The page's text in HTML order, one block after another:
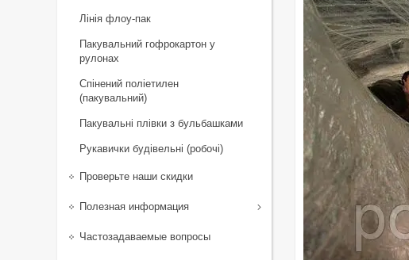
Лінія флоу-пак
Пакувальний гофрокартон у
рулонах
Спінений поліетилен
(пакувальний)
Пакувальні плівки з бульбашками
Рукавички будівельні (робочі)
Проверьте наши скидки
Полезная информация
Частозадаваемые вопросы